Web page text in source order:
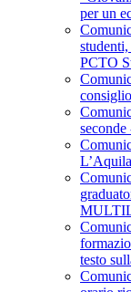
per un
PCTO
testo